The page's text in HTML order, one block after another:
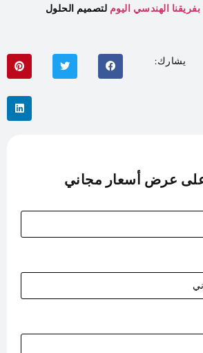
الهندسي اليوم لتصميم الحلول
يشارك:
عرض أسعار مجاني